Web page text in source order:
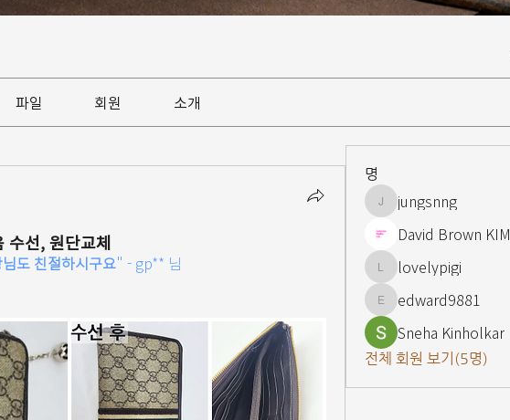
파일 회원 소개
수선, 원단교체
도 친절하시구요" - gp** 님
명
jungsnng
jungsnng
David Brown KIM
lovelypigi
lovelypigi
edward9881
edward9881
Sneha Kinholkar
전체 회원 보기(5명)